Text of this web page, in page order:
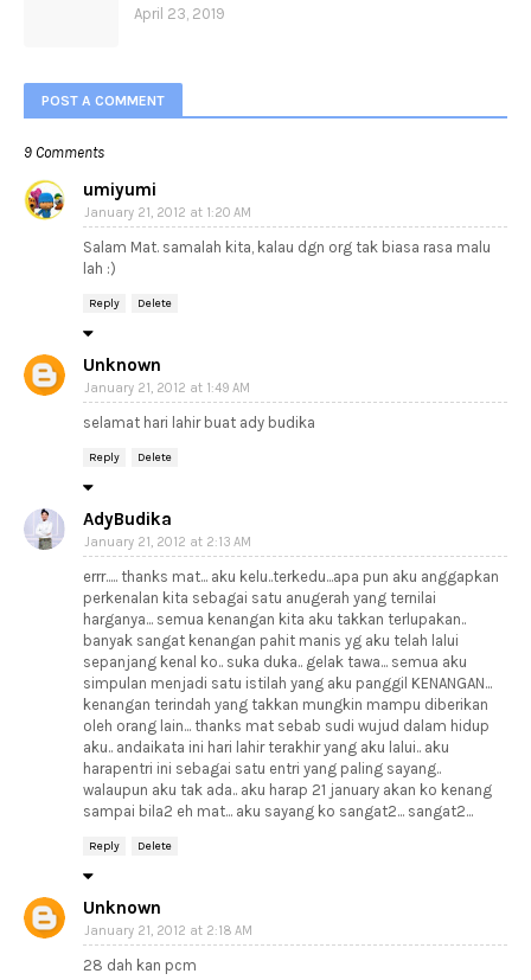
April 23, 2019
POST A COMMENT
9 Comments
umiyumi
January 21, 2012 at 1:20 AM
Salam Mat. samalah kita, kalau dgn org tak biasa rasa malu
lah :)
Reply Delete
Unknown
January 21, 2012 at 1:49 AM
selamat hari lahir buat ady budika
Reply Delete
AdyBudika
January 21, 2012 at 2:13 AM
errr..... thanks mat... aku kelu..terkedu...apa pun aku anggapkan
perkenalan kita sebagai satu anugerah yang ternilai
harganya... semua kenangan kita aku takkan terlupakan..
banyak sangat kenangan pahit manis yg aku telah lalui
sepanjang kenal ko.. suka duka.. gelak tawa... semua aku
simpulan menjadi satu istilah yang aku panggil KENANGAN...
kenangan terindah yang takkan mungkin mampu diberikan
oleh orang lain... thanks mat sebab sudi wujud dalam hidup
aku.. andaikata ini hari lahir terakhir yang aku lalui.. aku
harapentri ini sebagai satu entri yang paling sayang..
walaupun aku tak ada.. aku harap 21 january akan ko kenang
sampai bila2 eh mat... aku sayang ko sangat2... sangat2...
Reply Delete
Unknown
January 21, 2012 at 2:18 AM
28 dah kan pcm